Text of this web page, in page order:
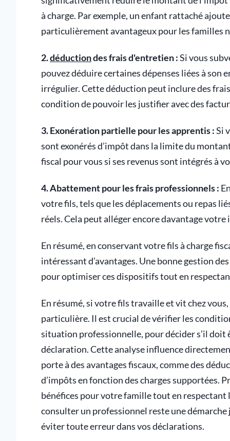
à charge. Par exemple, un enfant rattaché
particulièrement avantageux pour les familles
2.déductiondes frais d'entretien :Si vous
pouvez déduire certaines dépenses liées à
irrégulier. Cette déduction peut inclure des
condition de pouvoir les justifier avec des
3. Exonération partielle pour les apprentis :Si
sont exonérés d’impôt dans la limite du
fiscal pour vous si ses revenus sont intégrés à
4. Abattement pour les frais professionnels :
votre fils, tels que les déplacements ou repas
réels. Cela peut alléger encore davantage
En résumé, en conservant votre fils à charge
intéressant d’avantages. Une bonne gestion
pour optimiser ces dispositifs tout en
En résumé, si votre fils travaille et vit chez
particulière. Il est crucial de vérifier les
situation professionnelle, pour décider s’il
déclaration. Cette analyse influence
porte à des avantages fiscaux, comme des
d’impôts en fonction des charges supportées.
bénéfices pour votre famille tout en respectant
consulter un professionnel reste une
éviter toute erreur dans vos déclarations.